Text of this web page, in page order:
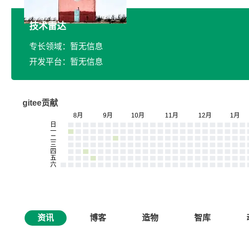
技术雷达
专长领域：暂无信息
开发平台：暂无信息
gitee贡献
资讯 博客 造物 智库